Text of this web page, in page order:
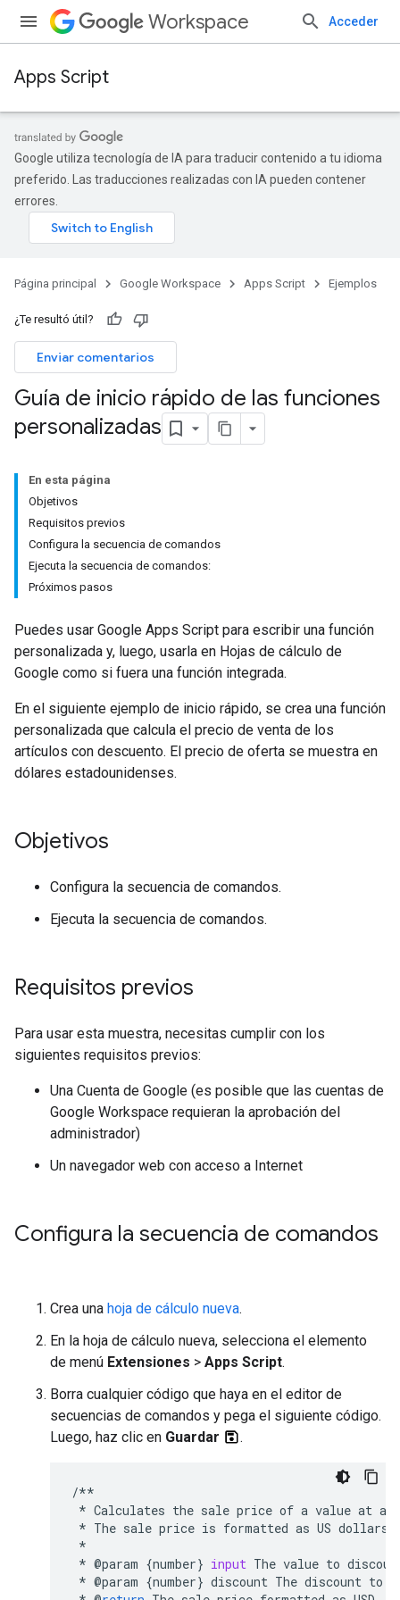
Workspace Acceder
Apps Script
Google utiliza tecnología de IA para traducir contenido a tu idioma
preferido. Las traducciones realizadas con IA pueden contener
errores.
Página principal Google Workspace Apps Script Ejemplos
¿Te resultó útil?
Enviar comentarios
Guía de inicio rápido de las funciones
personalizadas
En esta página
Objetivos
Requisitos previos
Configura la secuencia de comandos
Ejecuta la secuencia de comandos:
Próximos pasos
Puedes usar Google Apps Script para escribir una función
personalizada y, luego, usarla en Hojas de cálculo de
Google como si fuera una función integrada.
En el siguiente ejemplo de inicio rápido, se crea una función
personalizada que calcula el precio de venta de los
artículos con descuento. El precio de oferta se muestra en
dólares estadounidenses.
Objetivos
Configura la secuencia de comandos.
Ejecuta la secuencia de comandos.
Requisitos previos
Para usar esta muestra, necesitas cumplir con los
siguientes requisitos previos:
Una Cuenta de Google (es posible que las cuentas de
Google Workspace requieran la aprobación del
administrador)
Un navegador web con acceso a Internet
Configura la secuencia de comandos
Crea una hoja de cálculo nueva.
En la hoja de cálculo nueva, selecciona el elemento
de menú Extensiones > Apps Script.
Borra cualquier código que haya en el editor de
secuencias de comandos y pega el siguiente código.
Luego, haz clic en Guardar .
/**
* Calculates the sale price of a value at a
* The sale price is formatted as US dollars
*
* @param {number} input The value to
* @param {number} discount The discount to